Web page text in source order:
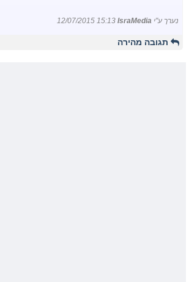
נערך ע"י IsraMedia
12/07/2015 15:13
תגובה מהירה